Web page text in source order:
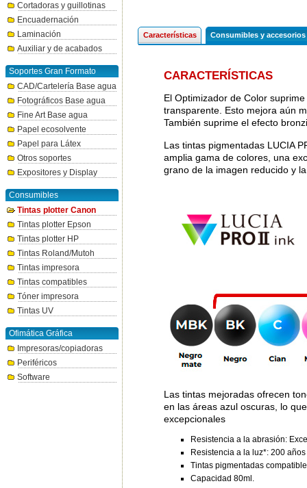
Cortadoras y guillotinas
Encuadernación
Laminación
Auxiliar y de acabados
Soportes Gran Formato
CAD/Cartelería Base agua
Fotográficos Base agua
Fine Art Base agua
Papel ecosolvente
Papel para Látex
Otros soportes
Expositores y Display
Consumibles
Tintas plotter Canon
Tintas plotter Epson
Tintas plotter HP
Tintas Roland/Mutoh
Tintas impresora
Tintas compatibles
Tóner impresora
Tintas UV
Ofimática Gráfica
Impresoras/copiadoras
Periféricos
Software
Características Consumibles y accesorios
CARACTERÍSTICAS
El Optimizador de Color
transparente. Esto mejora aún
También suprime el efecto
Las tintas pigmentadas LUCIA
amplia gama de colores, una
grano de la imagen reducido y
Las tintas mejoradas ofrecen
en las áreas azul oscuras, lo
excepcionales
Resistencia a la abrasión:
Resistencia a la luz*: 200 años
Tintas pigmentadas
Capacidad 80ml.